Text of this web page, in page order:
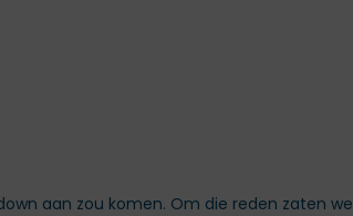
aan zou komen. Om die reden zaten we